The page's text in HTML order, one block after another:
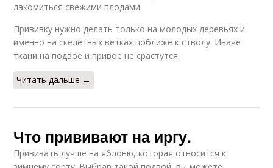
лакомиться свежими плодами.
Прививку нужно делать только на молодых деревьях и
именно на скелетных ветках поближе к стволу. Иначе
ткани на подвое и привое не срастутся.
Читать дальше →
Что прививают на иргу.
Прививать лучше на яблоню, которая относится к